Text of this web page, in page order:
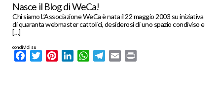
Nasce il Blog di WeCa!
Chi siamo L’Associazione WeCa è nata il 22 maggio 2003 su iniziativa
di quaranta webmaster cattolici, desiderosi di uno spazio condiviso e
[…]
condividi su
FacebookTwitterPinterestLinkedInWhatsApp
Telegram
Email